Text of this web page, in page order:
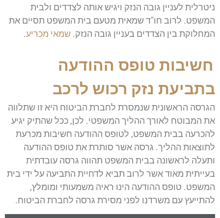
ניטרלית לעניין גובה הנזק ויגיש אותה לצדדים ולבית
המשפט. לרוב חו"ד שמאית מטעם בית המשפט תסיים את
המחלוקת בין הצדדים בעניין גובה הנזק. שמאי מכריע.
חשיבות טופס ההודעה
בתביעת נזק רכוש לרכב
הגרסה הראשונית שנמסרת לחברת הביטוח היא זו שתלווה
את המבוטח לאורך ההליך המשפטי. לכן, ככל שהתיק יגיע
להכרעה בבית המשפט, לטופס ההודעה חשיבות מכרעת
לתוצאות ההליך. גרסה אשר סותרת את טופס ההודעה
ותעלה לראשונה בבית המשפט תהווה גרסה עובדתית
בעייתית מאוד אשר לרוב תביא לדחיית התביעה על ידי בית
המשפט. טופס ההודעה הינו ראיה משמעותי ומומלץ,
להתייעץ עם משרדנו לפני מסירת גרסה לחברת הביטוח.